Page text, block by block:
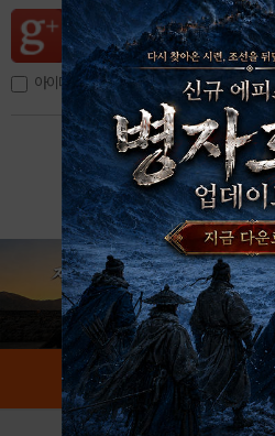
아이디, 이메일 저장
아이디 / 비밀번호 찾기